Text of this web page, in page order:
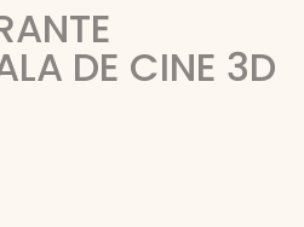
DE CINE 3D